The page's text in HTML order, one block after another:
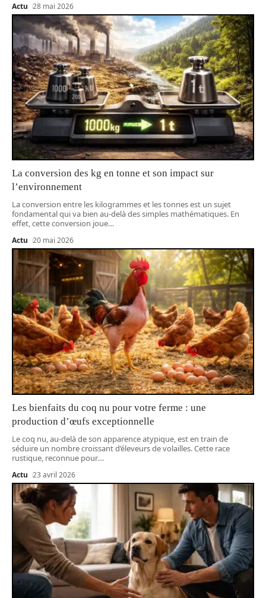
Actu 28 mai 2026
La conversion des kg en tonne et son impact sur
l’environnement
La conversion entre les kilogrammes et les tonnes est un sujet
fondamental qui va bien au-delà des simples mathématiques. En
effet, cette conversion joue…
Actu 20 mai 2026
Les bienfaits du coq nu pour votre ferme : une
production d’œufs exceptionnelle
Le coq nu, au-delà de son apparence atypique, est en train de
séduire un nombre croissant d’éleveurs de volailles. Cette race
rustique, reconnue pour…
Actu 23 avril 2026